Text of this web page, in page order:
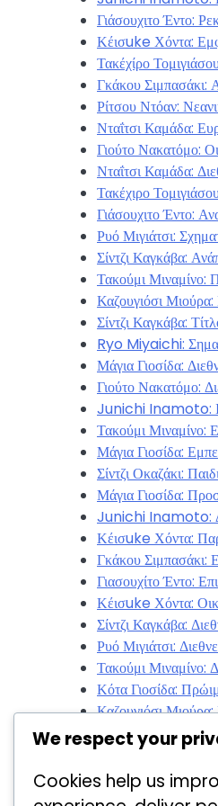
Γιάσουχιτο Έντο:
Κέισuke Χόντα:
Τακέχίρο
Γκάκου Σιμπασάκι:
Ρίτσου Ντόαν:
Νταΐτσι Καμάδα:
Γιούτο Νακατόμο:
Νταΐτσι Καμάδα:
Τακέχιρο
Γιάσουχιτο Έντο:
Ρυό Μιγιάτσι:
Σίντζι Καγκάβα:
Τακούμι Μιναμίνο:
Καζουγιόσι
Σίντζι Καγκάβα:
Ryo Miyaichi:
Μάγια Γιοσίδα:
Γιούτο Νακατόμο:
Junichi Inamoto:
Τακούμι Μιναμίνο:
Μάγια Γιοσίδα:
Σίντζι Οκαζάκι:
Μάγια Γιοσίδα:
Junichi Inamoto:
Κέισuke Χόντα:
Γκάκου Σιμπασάκι:
Γιασουχίτο Έντο:
Κέισuke Χόντα:
Σίντζι Καγκάβα:
Ρυό Μιγιάτσι:
Τακούμι Μιναμίνο:
Κότα Γιοσίδα:
Καζουγιόσι
Kota Yoshida:
Σίντζι Οκαζάκι:
We respect your
Cookies help us